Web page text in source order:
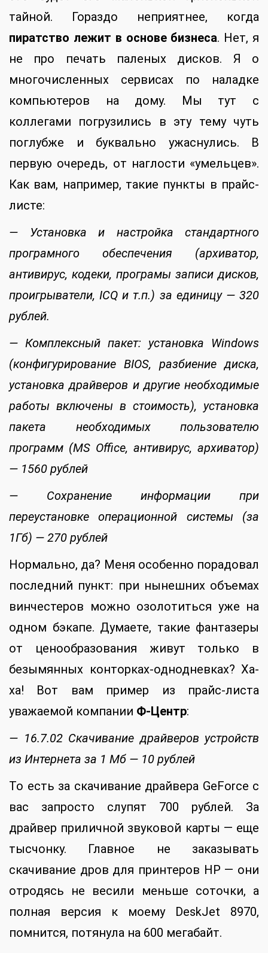
тайной. Гораздо неприятнее, когда
пиратство лежит в основе бизнеса. Нет, я
не про печать паленых дисков. Я о
многочисленных сервисах по наладке
компьютеров на дому. Мы тут с
коллегами погрузились в эту тему чуть
поглубже и буквально ужаснулись. В
первую очередь, от наглости «умельцев».
Как вам, например, такие пункты в прайс-
листе:
— Установка и настройка стандартного
програмного обеспечения (архиватор,
антивирус, кодеки, програмы записи дисков,
проигрыватели, ICQ и т.п.) за единицу — 320
рублей.
— Комплексный пакет: установка Windows
(конфигурирование BIOS, разбиение диска,
установка драйверов и другие необходимые
работы включены в стоимость), установка
пакета необходимых пользователю
программ (MS Office, антивирус, архиватор)
— 1560 рублей
— Сохранение информации при
переустановке операционной системы (за
1Гб) — 270 рублей
Нормально, да? Меня особенно порадовал
последний пункт: при нынешних объемах
винчестеров можно озолотиться уже на
одном бэкапе. Думаете, такие фантазеры
от ценообразования живут только в
безымянных конторках-однодневках? Ха-
ха! Вот вам пример из прайс-листа
уважаемой компании Ф-Центр:
— 16.7.02 Скачивание драйверов устройств
из Интернета за 1 Мб — 10 рублей
То есть за скачивание драйвера GeForce с
вас запросто слупят 700 рублей. За
драйвер приличной звуковой карты — еще
тысчонку. Главное не заказывать
скачивание дров для принтеров HP — они
отродясь не весили меньше соточки, а
полная версия к моему DeskJet 8970,
помнится, потянула на 600 мегабайт.